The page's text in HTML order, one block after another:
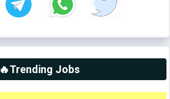
🔥Trending Jobs